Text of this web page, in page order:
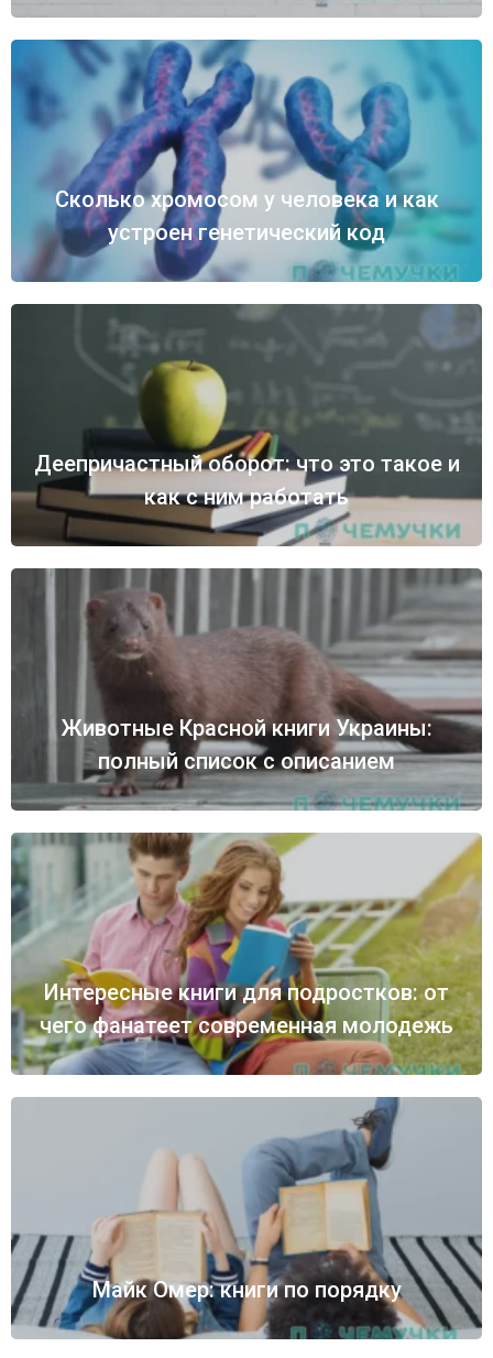
Сколько хромосом у человека и как
устроен генетический код
Деепричастный оборот: что это такое и
как с ним работать
Животные Красной книги Украины:
полный список с описанием
Интересные книги для подростков: от
чего фанатеет современная молодежь
Майк Омер: книги по порядку